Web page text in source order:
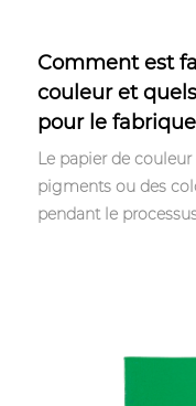
Comment est
couleur et
pour le
Le papier de
pigments ou des
pendant le